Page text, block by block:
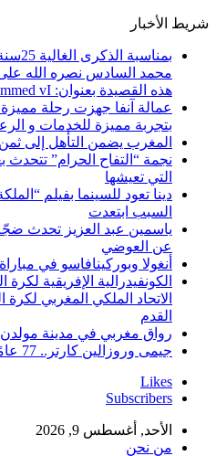
شريط الأخبار
محمد السادس نصره الله
هذه القصيدة بعنوان: Mon fidèle Roi Mohammed vI
عمالة آنفا جهزت رحلة
بتجربة مميزة للخدمات و
المغرب يضمن التأهل إلى ثمن
نجمة “التفاح الحرام”
التي تعيشها
دينا تعود للسينما بفيلم
السبب ابتعدت
ياسمين عبد العزيز تحدث ضجّة
عن العوضي
أنغولا وبوركينافاسو في
الكونفيدرالية الإفريقية
الاتحاد الملكي المغربي لكرة
القدم
رواق مغربي في مدينة مولدن
جيمى وروزالين كارتر.. 77 عامًا في القفص الذهبي
Likes
Subscribers
الأحد, أغسطس 9, 2026
من نحن